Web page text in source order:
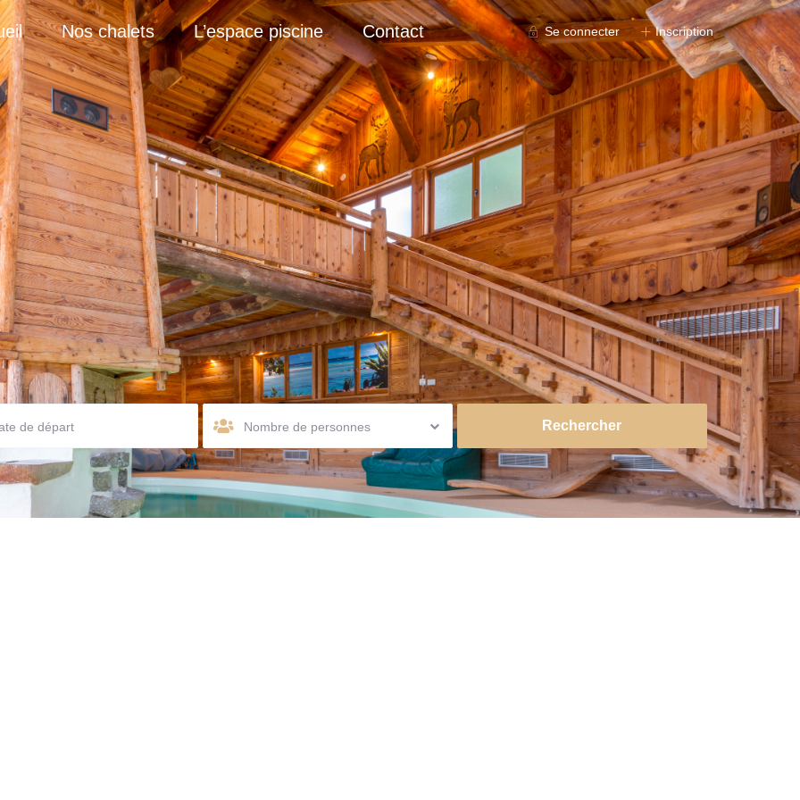
Se connecter Inscription
Nos chalets L’espace piscine Contact
Nombre de personnes